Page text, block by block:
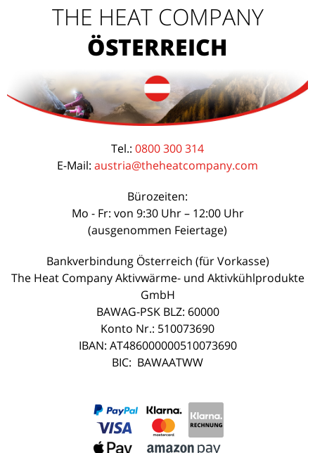
THE HEAT COMPANY
ÖSTERREICH
Tel.: 0800 300 314
E-Mail: austria@theheatcompany.com
Bürozeiten:
Mo - Fr: von 9:30 Uhr – 12:00 Uhr
(ausgenommen Feiertage)
Bankverbindung Österreich (für Vorkasse)
The Heat Company Aktivwärme- und Aktivkühlprodukte
GmbH
BAWAG-PSK BLZ: 60000
Konto Nr.: 510073690
IBAN: AT486000000510073690
BIC: BAWAATWW